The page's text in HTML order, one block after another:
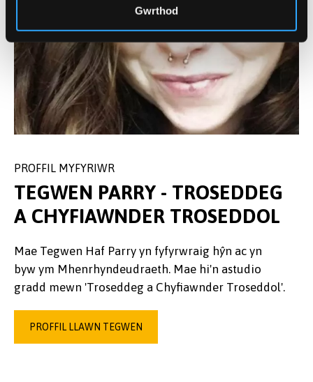
Gwrthod
PROFFIL MYFYRIWR
TEGWEN PARRY - TROSEDDEG
A CHYFIAWNDER TROSEDDOL
Mae Tegwen Haf Parry yn fyfyrwraig hŷn ac yn
byw ym Mhenrhyndeudraeth. Mae hi'n astudio
gradd mewn 'Troseddeg a Chyfiawnder Troseddol'.
PROFFIL LLAWN TEGWEN